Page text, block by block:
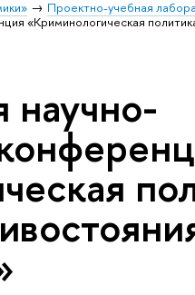
Проектно-учебная
«Криминологическая
научно-